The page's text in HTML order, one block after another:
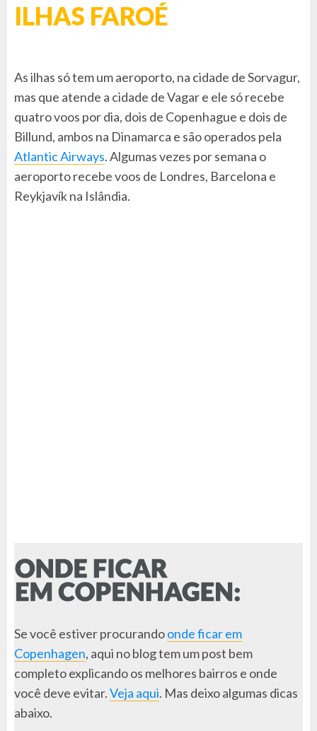
ILHAS FAROÉ
As ilhas só tem um aeroporto, na cidade de Sorvagur,
mas que atende a cidade de Vagar e ele só recebe
quatro voos por dia, dois de Copenhague e dois de
Billund, ambos na Dinamarca e são operados pela
Atlantic Airways. Algumas vezes por semana o
aeroporto recebe voos de Londres, Barcelona e
Reykjavík na Islândia.
Se você estiver procurandoonde ficar em
Copenhagen, aqui no blog tem um post bem
completo explicando os melhores bairros e onde
você deve evitar.Veja aqui. Mas deixo algumas dicas
abaixo.